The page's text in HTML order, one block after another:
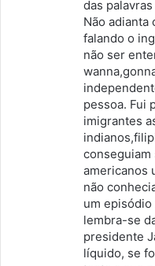
das
Não adianta
falando o
não ser
pessoa. Fui
imigrantes
conseguiam
americanos
não
um episódio
lembra-se
presidente
líquido, se